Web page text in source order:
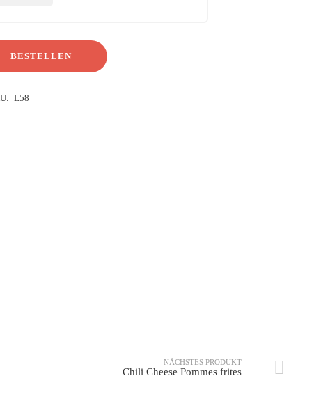
BESTELLEN
L58
NÄCHSTES PRODUKT
Chili Cheese Pommes frites